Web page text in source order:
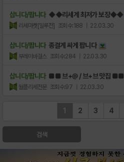
삽니다/팝니다 ◆◆리세계 최저가 보장◆◆
리세마켓[일루전] 조회수:188 | 22.03.30
삽니다/팝니다 종결계 싸게 팝니다
부레이바걸스 조회수:284 | 22.03.30
삽니다/팝니다 ■■ 브+@ / 브+브 맛집 ■■
월플리세전문 조회수:97 | 22.03.30
1 2 3 4
검색